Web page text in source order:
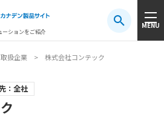
ションをご紹介
MENU
#防爆#アシストスーツ
取扱企業 株式会社コンテック
：全社